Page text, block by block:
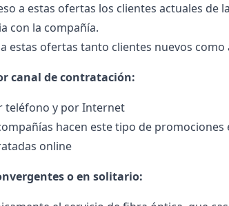
a estas ofertas los clientes actuales
con la compañía.
estas ofertas tanto clientes nuevos como
canal de contratación:
teléfono y por Internet
hacen este tipo de
online
o en solitario: